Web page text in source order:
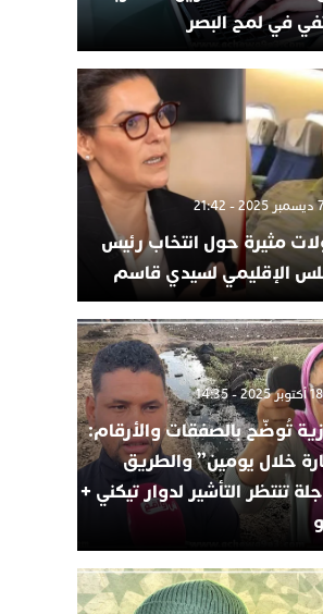
في لمح البصر
مثيرة حول انتخاب رئيس
الإقليمي لسيدي قاسم
تُوضّح بالصفقات والأرقام:
خلال يومين” والطريق
تنتظر التأشير لدوار تيكني +